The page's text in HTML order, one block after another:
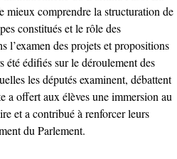
mieux comprendre la structuration de
constitués et le rôle des
l’examen des projets et propositions
édifiés sur le déroulement des
les députés examinent, débattent
a offert aux élèves une immersion au
et a contribué à renforcer leurs
du Parlement.